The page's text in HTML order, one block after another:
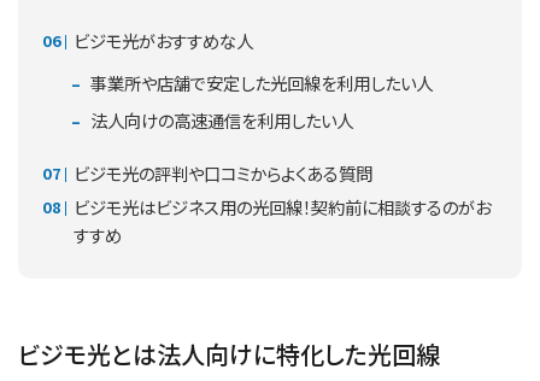
ビジモ光がおすすめな人
事業所や店舗で安定した光回線を利用したい人
法人向けの高速通信を利用したい人
ビジモ光の評判や口コミからよくある質問
ビジモ光はビジネス用の光回線！契約前に相談するのがお
すすめ
ビジモ光とは法人向けに特化した光回線